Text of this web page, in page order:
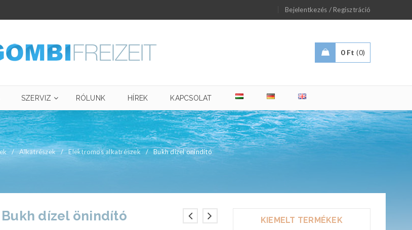
Bejelentkezés / Regisztráció
0 Ft 0
SZERVIZ RÓLUNK HÍREK KAPCSOLAT
/ Alkatrészek / Elektromos alkatrészek / Bukh dízel önindító
Bukh dízel önindító KIEMELT TERMÉKEK